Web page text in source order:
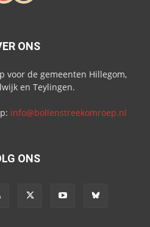
ONS
voor de gemeenten Hillegom,
en Teylingen.
info@bollenstreekomroep.nl
ONS